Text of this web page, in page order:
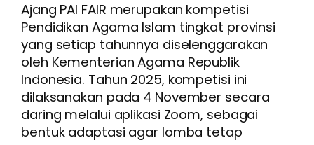
Ajang PAI FAIR merupakan kompetisi
Pendidikan Agama Islam tingkat provinsi
yang setiap tahunnya diselenggarakan
oleh Kementerian Agama Republik
Indonesia. Tahun 2025, kompetisi ini
dilaksanakan pada 4 November secara
daring melalui aplikasi Zoom, sebagai
bentuk adaptasi agar lomba tetap